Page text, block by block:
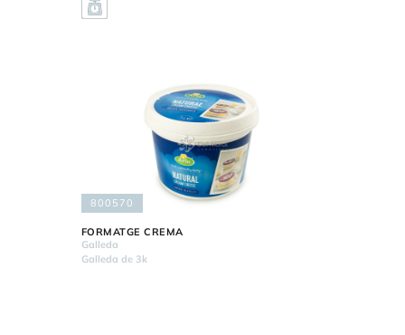
800570
FORMATGE CREMA
Galleda
Galleda de 3k